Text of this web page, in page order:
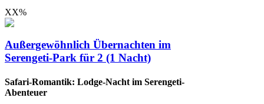
XX%
Außergewöhnlich Übernachten im
Serengeti-Park für 2 (1 Nacht)
Safari-Romantik: Lodge-Nacht im Serengeti-
Abenteuer